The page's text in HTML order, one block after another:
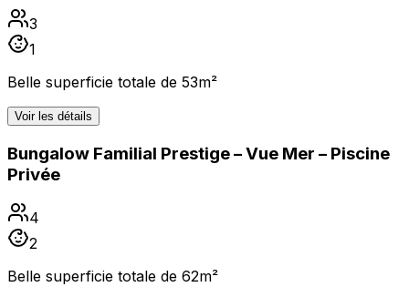
3
1
Belle superficie totale de 53m²
Voir les détails
Bungalow Familial Prestige – Vue Mer – Piscine
Privée
4
2
Belle superficie totale de 62m²